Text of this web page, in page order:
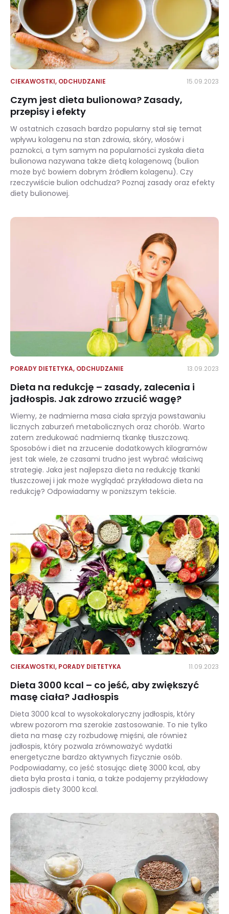
CIEKAWOSTKI, ODCHUDZANIE 15.09.2023
Czym jest dieta bulionowa? Zasady,
przepisy i efekty
W ostatnich czasach bardzo popularny stał się temat
wpływu kolagenu na stan zdrowia, skóry, włosów i
paznokci, a tym samym na popularności zyskała dieta
bulionowa nazywana także dietą kolagenową (bulion
może być bowiem dobrym źródłem kolagenu). Czy
rzeczywiście bulion odchudza? Poznaj zasady oraz efekty
diety bulionowej.
PORADY DIETETYKA, ODCHUDZANIE 13.09.2023
Dieta na redukcję – zasady, zalecenia i
jadłospis. Jak zdrowo zrzucić wagę?
Wiemy, że nadmierna masa ciała sprzyja powstawaniu
licznych zaburzeń metabolicznych oraz chorób. Warto
zatem zredukować nadmierną tkankę tłuszczową.
Sposobów i diet na zrzucenie dodatkowych kilogramów
jest tak wiele, że czasami trudno jest wybrać właściwą
strategię. Jaka jest najlepsza dieta na redukcję tkanki
tłuszczowej i jak może wyglądać przykładowa dieta na
redukcję? Odpowiadamy w poniższym tekście.
CIEKAWOSTKI, PORADY DIETETYKA 11.09.2023
Dieta 3000 kcal – co jeść, aby zwiększyć
masę ciała? Jadłospis
Dieta 3000 kcal to wysokokaloryczny jadłospis, który
wbrew pozorom ma szerokie zastosowanie. To nie tylko
dieta na masę czy rozbudowę mięśni, ale również
jadłospis, który pozwala zrównoważyć wydatki
energetyczne bardzo aktywnych fizycznie osób.
Podpowiadamy, co jeść stosując dietę 3000 kcal, aby
dieta była prosta i tania, a także podajemy przykładowy
jadłospis diety 3000 kcal.